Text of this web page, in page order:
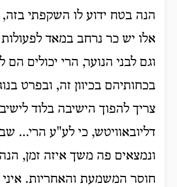
הנה בטח ידוע לו השקפתי בזה,
אלו יש כר נרחב במאד
וגם לבני הנוער, הרי יכולים
בכחותיהם בכיוון זה, ובפרט
צריך להפוך הישיבה בלוד
דליובאוויטש, כי לע"ע הרי...
ונמצאים פה משך איזה זמן,
חוסר המשמעת והאחריות. איני